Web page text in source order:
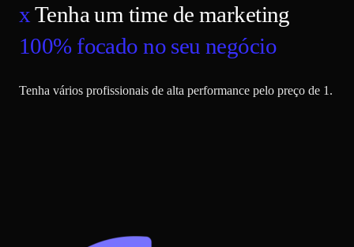
xTenha um time de marketing
100% focado no seu negócio
Tenha vários profissionais de alta performance pelo preço de 1.